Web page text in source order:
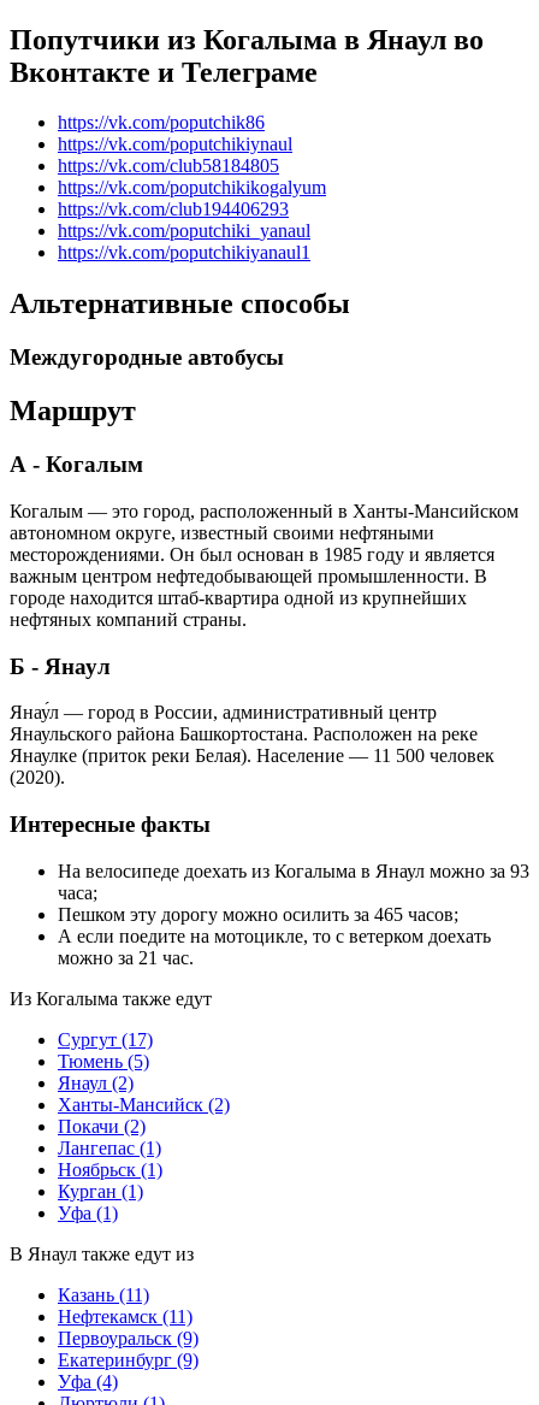
Попутчики из Когалыма в Янаул во
Вконтакте и Телеграме
https://vk.com/poputchik86
https://vk.com/poputchikiynaul
https://vk.com/club58184805
https://vk.com/poputchikikogalyum
https://vk.com/club194406293
https://vk.com/poputchiki_yanaul
https://vk.com/poputchikiyanaul1
Альтернативные способы
Междугородные автобусы
Маршрут
А - Когалым
Когалым — это город, расположенный в Ханты-Мансийском
автономном округе, известный своими нефтяными
месторождениями. Он был основан в 1985 году и является
важным центром нефтедобывающей промышленности. В
городе находится штаб-квартира одной из крупнейших
нефтяных компаний страны.
Б - Янаул
Янау́л — город в России, административный центр
Янаульского района Башкортостана. Расположен на реке
Янаулке (приток реки Белая). Население — 11 500 человек
(2020).
Интересные факты
На велосипеде доехать из Когалыма в Янаул можно за 93
часа;
Пешком эту дорогу можно осилить за 465 часов;
А если поедите на мотоцикле, то с ветерком доехать
можно за 21 час.
Из Когалыма также едут
Сургут (17)
Тюмень (5)
Янаул (2)
Ханты-Мансийск (2)
Покачи (2)
Лангепас (1)
Ноябрьск (1)
Курган (1)
Уфа (1)
В Янаул также едут из
Казань (11)
Нефтекамск (11)
Первоуральск (9)
Екатеринбург (9)
Уфа (4)